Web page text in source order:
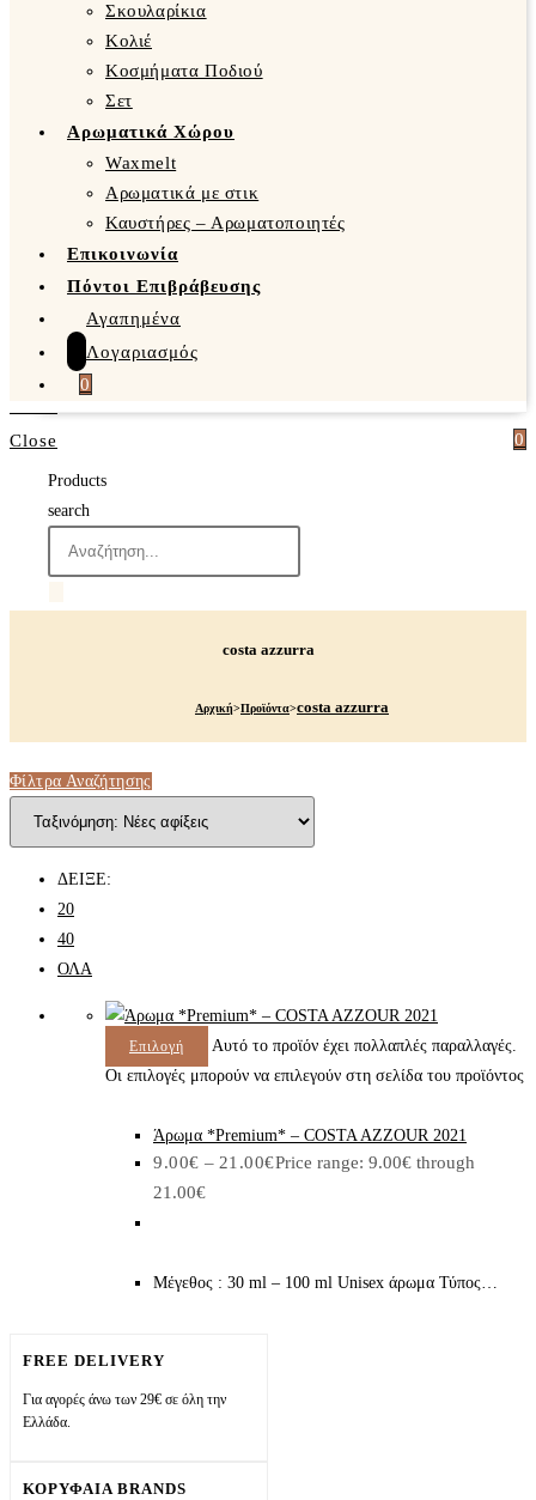
Σκουλαρίκια
Κολιέ
Κοσμήματα Ποδιού
Σετ
Αρωματικά Χώρου
Waxmelt
Αρωματικά με στικ
Καυστήρες – Αρωματοποιητές
Επικοινωνία
Πόντοι Επιβράβευσης
Αγαπημένα
Λογαριασμός
0
0
Close
Products
search
costa azzurra
Αρχική>Προϊόντα>costa azzurra
Φίλτρα Αναζήτησης
ΔΕΙΞΕ:
20
40
ΟΛΑ
Επιλογή
Αυτό το προϊόν έχει πολλαπλές παραλλαγές.
Οι επιλογές μπορούν να επιλεγούν στη σελίδα του προϊόντος
Άρωμα *Premium* – COSTA AZZOUR 2021
9.00€ – 21.00€Price range: 9.00€ through
21.00€
Μέγεθος : 30 ml – 100 ml Unisex άρωμα Τύπος…
FREE DELIVERY
Για αγορές άνω των 29€ σε όλη την
Ελλάδα.
ΚΟΡΥΦΑΙΑ BRANDS